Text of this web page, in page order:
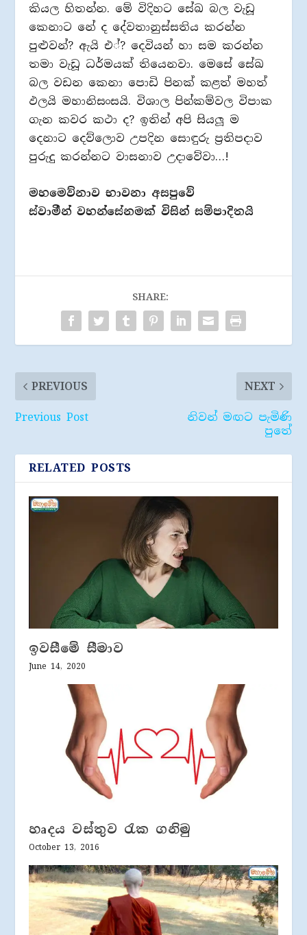
කියල හිතන්න. මේ විදිහට සේඛ බල වැඩූ
කෙනාට නේ ද දේවතානුස්සතිය කරන්න
පුළුවන්? ඇයි එ්? දෙවියන් හා සම කරන්න
තමා වැඩූ ධර්මයක් තියෙනවා. මෙසේ සේඛ
බල වඩන කෙනා පොඩි පිනක් කළත් මහත්
ඵලයි මහානිසංසයි. විශාල පින්කම්වල විපාක
ගැන කවර කථා ද? ඉතින් අපි සියලූ ම
දෙනාට දෙව්ලොව උපදින සොඳුරු ප‍්‍රතිපදාව
පුරුදු කරන්නට වාසනාව උදාවේවා…!
මහමෙව්නාව භාවනා අසපුවේ
ස්වාමීන් වහන්සේනමක් විසින් සම්පාදිතයි
SHARE:
PREVIOUS
Previous Post
NEXT
නිවන් මඟට පැමිණි
පුතේ
RELATED POSTS
ඉවසීමේ සීමාව
June 14, 2020
හෘදය වස්තුව රැක ගනිමු
October 13, 2016